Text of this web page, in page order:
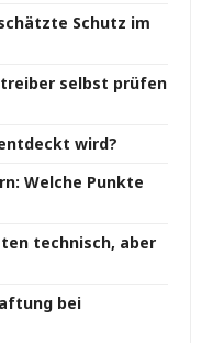
Schutz im
selbst prüfen
wird?
Welche Punkte
technisch, aber
bei